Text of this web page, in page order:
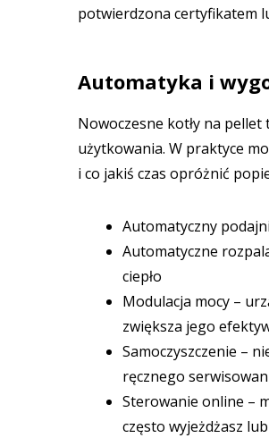
potwierdzona certyfikatem
Automatyka i
Nowoczesne kotły na
użytkowania. W praktyce
i co jakiś czas opróżnić
Automatyczny
Automatyczne
ciepło
Modulacja mocy –
zwiększa jego
Samoczyszczenie –
ręcznego
Sterowanie online –
często wyjeżdżasz